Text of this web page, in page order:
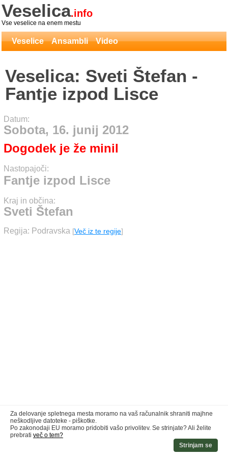
Veselica.info
Vse veselice na enem mestu
Veselice Ansambli Video
Veselica: Sveti Štefan -
Fantje izpod Lisce
Datum:
Sobota, 16. junij 2012
Dogodek je že minil
Nastopajoči:
Fantje izpod Lisce
Kraj in občina:
Sveti Štefan
Regija: Podravska [Več iz te regije]
Za delovanje spletnega mesta moramo na vaš računalnik shraniti majhne
neškodljive datoteke - piškotke.
Po zakonodaji EU moramo pridobiti vašo privolitev. Se strinjate? Ali želite
prebrati več o tem?
Strinjam se